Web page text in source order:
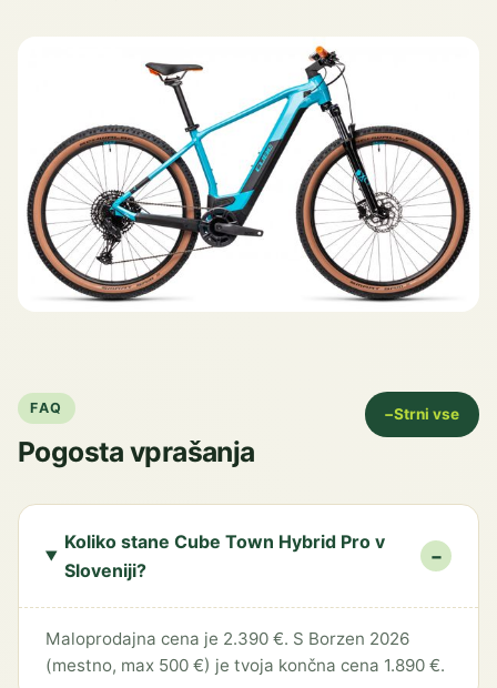
FAQ
Pogosta vprašanja
−Strni vse
Koliko stane Cube Town Hybrid Pro v
Sloveniji?
−
Maloprodajna cena je 2.390 €. S Borzen 2026
(mestno, max 500 €) je tvoja končna cena 1.890 €.